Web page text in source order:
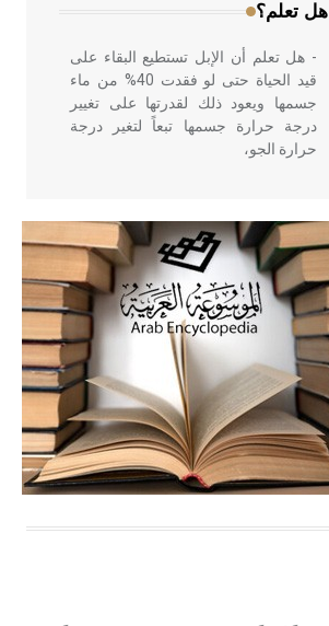
هل تعلم؟
- هل تعلم أن الإبل تستطيع البقاء على
قيد الحياة حتى لو فقدت 40% من ماء
جسمها ويعود ذلك لقدرتها على تغيير
درجة حرارة جسمها تبعاً لتغير درجة
حرارة الجو،
- هل تعلم أن أبقراط كتب في الطب
أربعة مؤلفات هي: الحكم، الأدلة، تنظيم
التغذية، ورسالته في جروح الرأس.
ويعود له الفضل بأنه حرر الطب من
الدين والفلسفة.
- هل تعلم أن المرجان إفراز حيواني
يتكون في البحر ويتركب من مادة
كربونات الكلسيوم، وهو أحمر أو شديد
الحمرة وهو أجود أنواعه، ويمتاز بكبر
الحجم ويسمى الش